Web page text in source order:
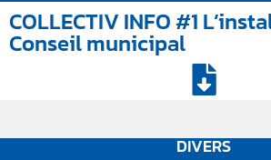
COLLECTIV INFO #1
Conseil municipal
DIVERS